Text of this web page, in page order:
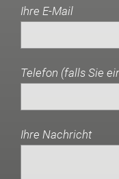
Ihre E-Mail
Telefon (falls Sie
Ihre Nachricht